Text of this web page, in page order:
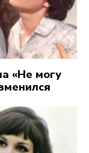
«Не могу